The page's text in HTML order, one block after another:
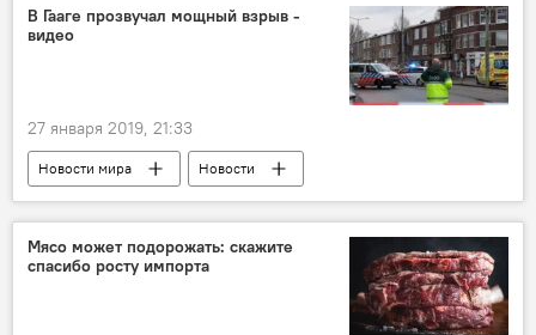
В Гааге прозвучал мощный взрыв -
видео
27 января 2019, 21:33
Новости мира
Новости
Происшествия
ЖИЗНЬ
Мясо может подорожать: скажите
спасибо росту импорта